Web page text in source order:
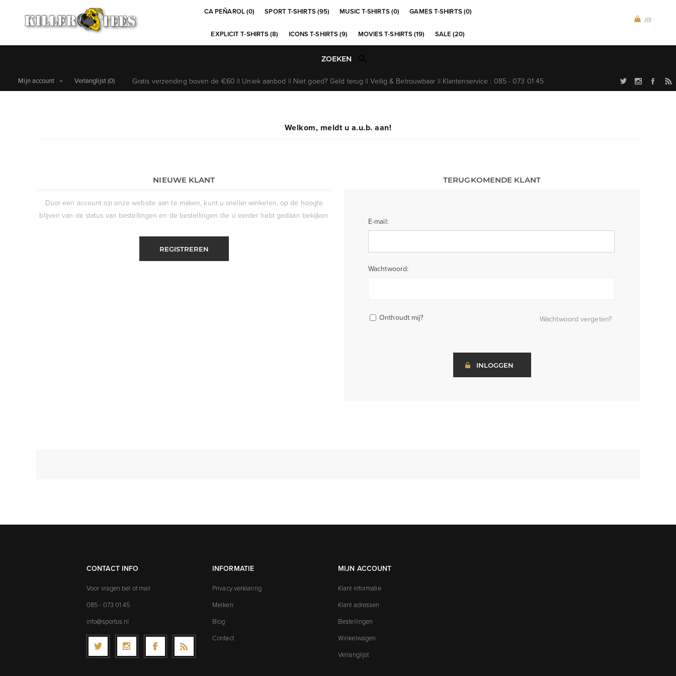
(0)
CA PEÑAROL (0) SPORT T-SHIRTS (95) MUSIC T-SHIRTS (0) GAMES T-SHIRTS (0)
EXPLICIT T-SHIRTS (8) ICONS T-SHIRTS (9) MOVIES T-SHIRTS (19) SALE (20)
Gratis verzending boven de €60 || Uniek aanbod || Niet goed? Geld terug || Veilig & Betrouwbaar || Klantenservice : 085 - 073 01 45
Mijn account Verlanglijst(0)
Welkom, meldt u a.u.b. aan!
NIEUWE KLANT
Door een account op onze website aan te maken, kunt u sneller winkelen, op de hoogte
blijven van de status van bestellingen en de bestellingen die u eerder hebt gedaan bekijken
REGISTREREN
TERUGKOMENDE KLANT
E-mail:
Wachtwoord:
Onthoudt mij? Wachtwoord vergeten?
INLOGGEN
CONTACT INFO
Voor vragen bel of mail
085 - 073 01 45
info@sportus.nl
INFORMATIE
Privacy verklaring
Merken
Blog
Contact
MIJN ACCOUNT
Klant informatie
Klant adressen
Bestellingen
Winkelwagen
Verlanglijst